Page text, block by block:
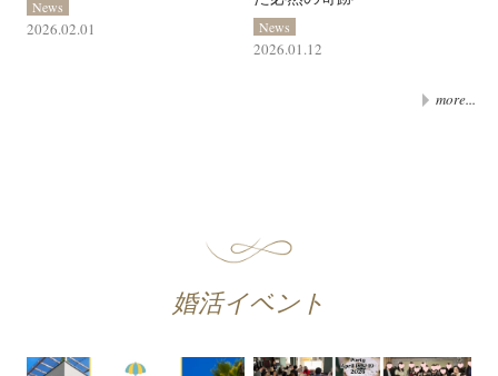
News
2026.02.01 News
2026.01.12
more...
婚活イベント